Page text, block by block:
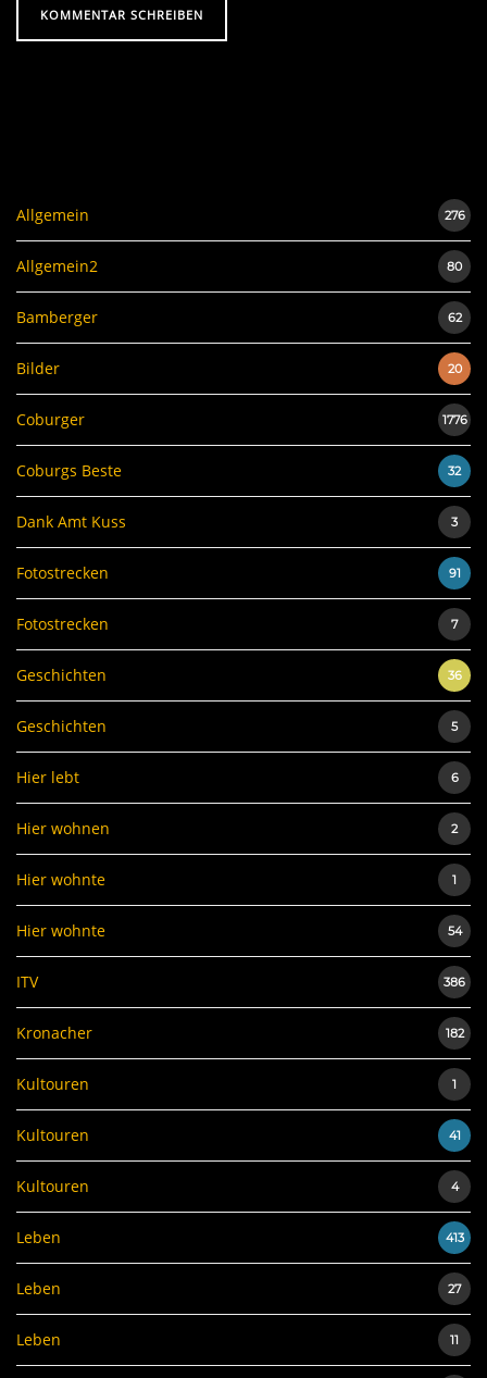
Allgemein 276
Allgemein2 80
Bamberger 62
Bilder 20
Coburger 1776
Coburgs Beste 32
Dank Amt Kuss 3
Fotostrecken 91
Fotostrecken 7
Geschichten 36
Geschichten 5
Hier lebt 6
Hier wohnen 2
Hier wohnte 1
Hier wohnte 54
ITV 386
Kronacher 182
Kultouren 1
Kultouren 41
Kultouren 4
Leben 413
Leben 27
Leben 11